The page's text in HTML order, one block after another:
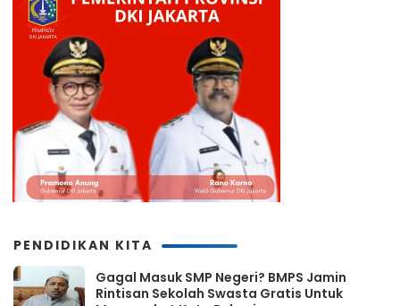
PENDIDIKAN KITA
Gagal Masuk SMP Negeri? BMPS Jamin
Rintisan Sekolah Swasta Gratis Untuk